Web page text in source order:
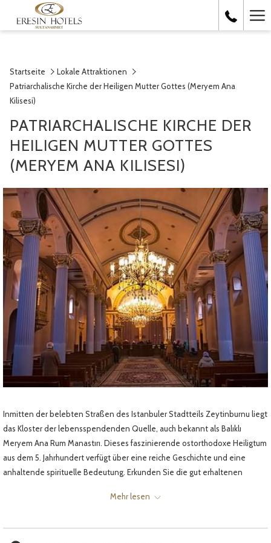
Startseite
Lokale Attraktionen
Patriarchalische Kirche der Heiligen Mutter Gottes (Meryem Ana
Kilisesi)
PATRIARCHALISCHE KIRCHE DER
HEILIGEN MUTTER GOTTES
(MERYEM ANA KILISESI)
Inmitten der belebten Straßen des Istanbuler Stadtteils Zeytinburnu liegt
das Kloster der lebensspendenden Quelle, auch bekannt als Balıklı
Meryem Ana Rum Manastırı. Dieses faszinierende ostorthodoxe Heiligtum
aus dem 5. Jahrhundert verfügt über eine reiche Geschichte und eine
anhaltende spirituelle Bedeutung. Erkunden Sie die gut erhaltenen
Friedhof. Erleben Sie die einzigartige Mischung byzantinischer und
ruhige Atmosphäre und entdecken Sie die anhaltende kulturelle und
Mehr lesen